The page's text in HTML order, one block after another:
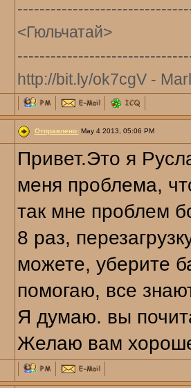
<Гюльчатай>
http://bit.ly/ok7cgV -
Отправлено:May 4 2013, 05:06 PM
Привет.Это я
меня проблема,
так мне проблем
8 раз,
можете, уберите
помогаю, все
Я думаю. вы
Желаю вам